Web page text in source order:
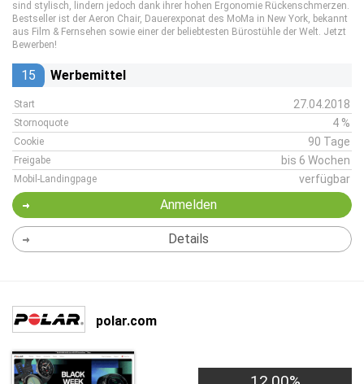
sind stylisch, lindern jedoch dank ihrer hohen Ergonomie Rückenschmerzen.
Bestseller ist der Aeron Chair, Dauerexponat des MoMa in New York, bekannt
aus Film & Fernsehen sowie einer der beliebtesten Bürostühle der Welt. Jetzt
Bewerben!
15 Werbemittel
Start 27.04.2018
Stornoquote 4 %
Cookie 90 Tage
Freigabe bis 6 Wochen
Mobil-Landingpage verfügbar
Anmelden
Details
polar.com